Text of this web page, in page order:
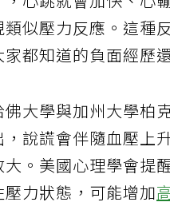
類似壓力反應。這種
都知道的負面經歷
佛大學與加州大學柏
，說謊會伴隨血壓上
大。美國心理學會提
壓力狀態，可能增加